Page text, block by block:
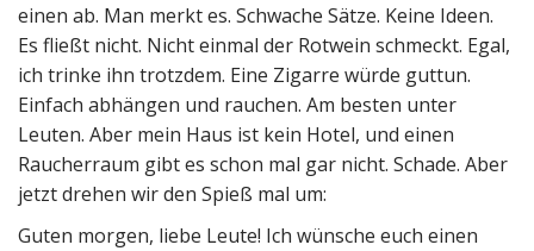
einen ab. Man merkt es. Schwache Sätze. Keine Ideen.
Es fließt nicht. Nicht einmal der Rotwein schmeckt. Egal,
ich trinke ihn trotzdem. Eine Zigarre würde guttun.
Einfach abhängen und rauchen. Am besten unter
Leuten. Aber mein Haus ist kein Hotel, und einen
Raucherraum gibt es schon mal gar nicht. Schade. Aber
jetzt drehen wir den Spieß mal um:
Guten morgen, liebe Leute! Ich wünsche euch einen